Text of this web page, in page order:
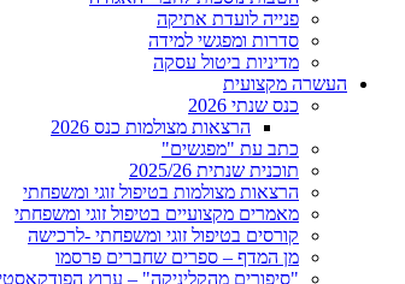
פנייה לועדת אתיקה
סדרות ומפגשי למידה
מדיניות ביטול עסקה
העשרה מקצועית
כנס שנתי 2026
הרצאות מצולמות כנס 2026
כתב עת "מפגשים"
תוכנית שנתית 2025/26
הרצאות מצולמות בטיפול זוגי ומשפחתי
מאמרים מקצועיים בטיפול זוגי ומשפחתי
קורסים בטיפול זוגי ומשפחתי -לרכישה
מן המדף – ספרים שחברים פרסמו
"סיפורים מהקליניקה" – ערוץ